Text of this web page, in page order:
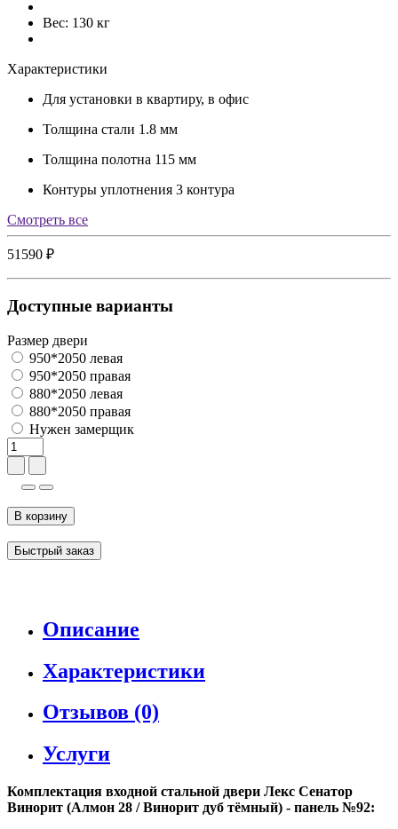
Вес: 130 кг
Характеристики
Для установки в квартиру, в офис
Толщина стали 1.8 мм
Толщина полотна 115 мм
Контуры уплотнения 3 контура
Cмотреть все
51590 ₽
Доступные варианты
Размер двери
950*2050 левая
950*2050 правая
880*2050 левая
880*2050 правая
Нужен замерщик
В корзину
Быстрый заказ
Описание
Характеристики
Отзывов (0)
Услуги
Комплектация входной стальной двери Лекс Сенатор
Винорит (Алмон 28 / Винорит дуб тёмный) - панель №92: